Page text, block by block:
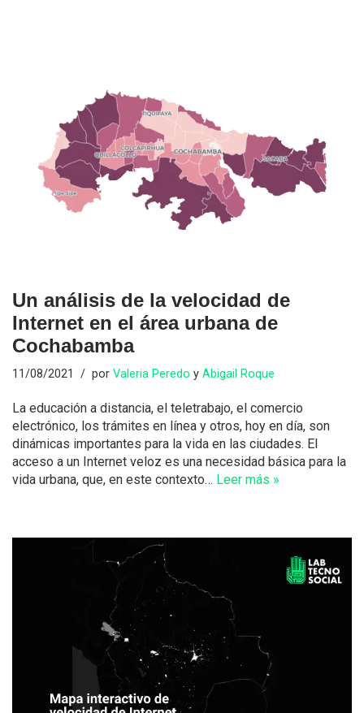
Un análisis de la velocidad de
Internet en el área urbana de
Cochabamba
11/08/2021 por Valeria Peredo y Abigail Roque
La educación a distancia, el teletrabajo, el comercio
electrónico, los trámites en línea y otros, hoy en día, son
dinámicas importantes para la vida en las ciudades. El
acceso a un Internet veloz es una necesidad básica para la
vida urbana, que, en este contexto… Leer más »